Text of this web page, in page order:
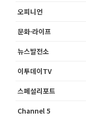
오피니언
문화·라이프
뉴스발전소
이투데이TV
스페셜리포트
Channel 5